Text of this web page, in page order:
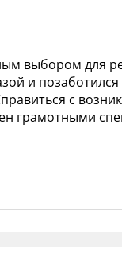
выбором для
и
с
грамотными